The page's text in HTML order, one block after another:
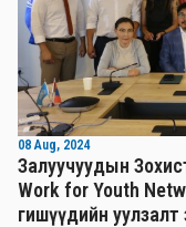
08 Aug, 2024
Залуучуудын
Work for Youth
гишүүдийн уулзалт